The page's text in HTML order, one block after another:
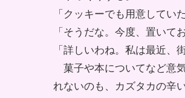
「クッキーでも用意してい
「そうだな。今度、置いて
「詳しいわね。私は最近、
菓子や本についてなど意
れないのも、カズタカの辛